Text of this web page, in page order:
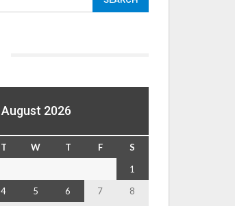
August 2026
T W T F
S
1
4 5 6 7 8